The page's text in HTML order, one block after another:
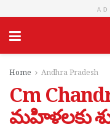
Home Andhra Pradesh
Cm
మహిళలకు